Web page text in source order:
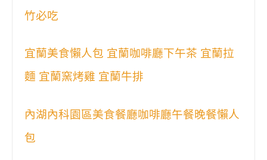
竹必吃
宜蘭美食懶人包 宜蘭咖啡廳下午茶 宜蘭拉
麵 宜蘭窯烤雞 宜蘭牛排
內湖內科園區美食餐廳咖啡廳午餐晚餐懶人
包